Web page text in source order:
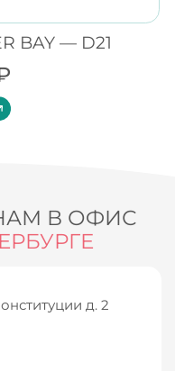
BAY — D21
В ОФИС
д. 2